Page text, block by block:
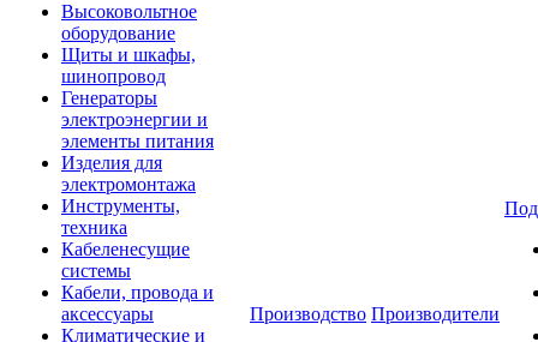
Высоковольтное
оборудование
Щиты и шкафы,
шинопровод
Генераторы
электроэнергии и
элементы питания
Изделия для
электромонтажа
Инструменты,
техника
Кабеленесущие
системы
Кабели, провода и
аксессуары
Климатические и
Производство Производители